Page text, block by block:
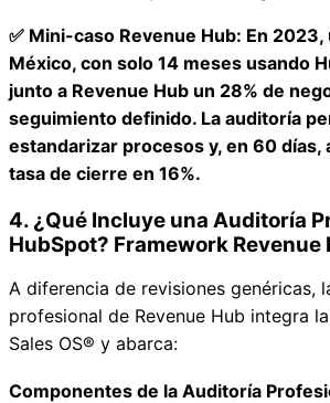
✅ Mini-caso Revenue Hub: En
México, con solo 14 meses usando
junto a Revenue Hub un 28% de
seguimiento definido. La auditoría
estandarizar procesos y, en 60 días,
tasa de cierre en 16%.
4. ¿Qué Incluye una Auditoría
HubSpot? Framework Revenue
A diferencia de revisiones genéricas,
profesional de Revenue Hub integra
Sales OS® y abarca:
Componentes de la Auditoría